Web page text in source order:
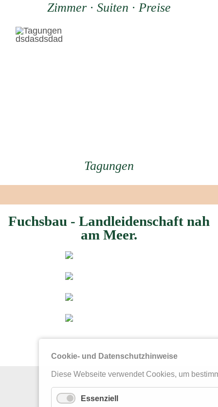
Zimmer · Suiten · Preise
Tagungen
dsdasdsdad
Fuchsbau - Landleidenschaft nah
am Meer.
Cookie- und Datenschutzhinweise
Diese Webseite verwendet Cookies, um
Essenziell